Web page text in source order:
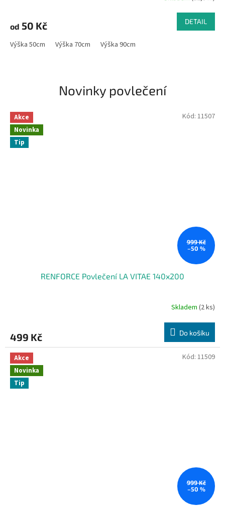
od 50 Kč DETAIL
Výška 50cm Výška 70cm Výška 90cm
Novinky povlečení
Akce
Novinka
Tip
999 Kč
–50 %
RENFORCE Povlečení LA VITAE 140x200
Skladem (2 ks)
499 Kč Do košíku
Kód: 11507
Akce
Novinka
Tip
999 Kč
–50 %
Kód: 11509